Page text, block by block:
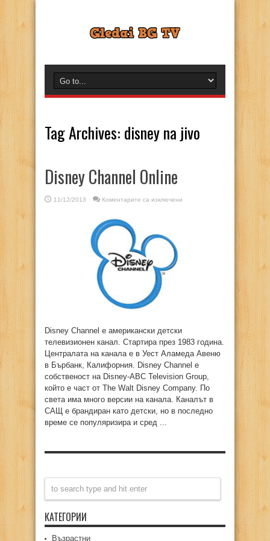
Tag Archives: disney na jivo
Disney Channel Online
11/12/2013 Коментарите са изключени
Disney Channel е американски детски
телевизионен канал. Стартира през 1983 година.
Централата на канала е в Уест Аламеда Авеню
в Бърбанк, Калифорния. Disney Channel е
собственост на Disney-ABC Television Group,
който е част от The Walt Disney Company. По
света има много версии на канала. Каналът в
САЩ е брандиран като детски, но в последно
време се популяризира и сред ...
КАТЕГОРИИ
Възрастни